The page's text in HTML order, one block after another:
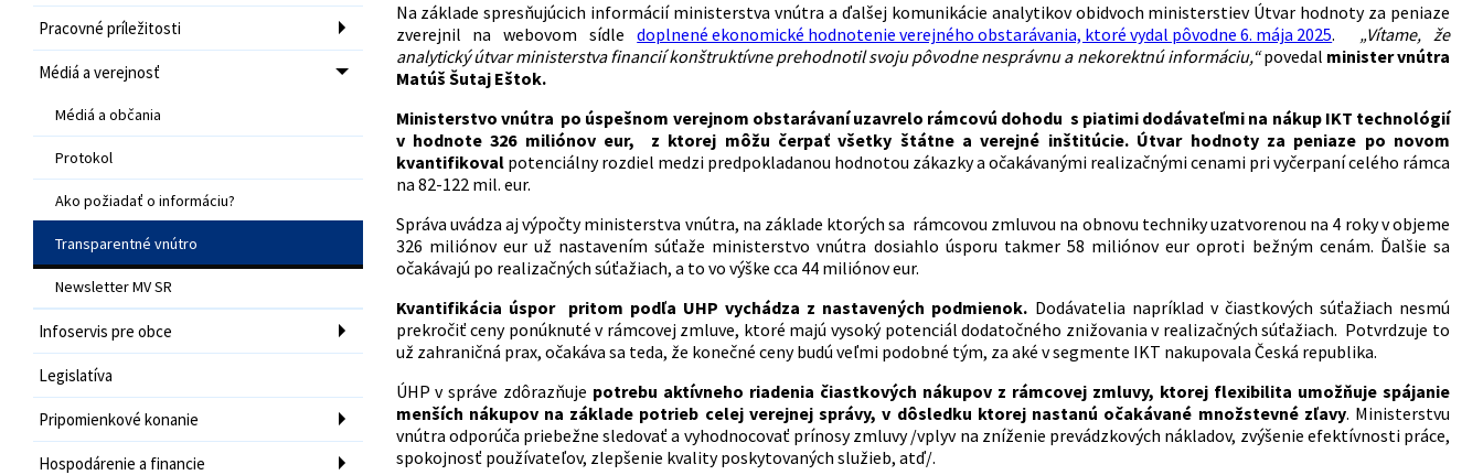
Pracovné príležitosti
Médiá a verejnosť
Médiá a občania
Protokol
Ako požiadať o informáciu?
Transparentné vnútro
Newsletter MV SR
Infoservis pre obce
Legislatíva
Pripomienkové konanie
Hospodárenie a financie
Na základe spresňujúcich informácií ministerstva vnútra a ďalšej komunikácie analytikov obidvoch ministerstiev Útvar hodnoty za peniaze
zverejnil na webovom sídledoplnené ekonomické hodnotenie verejného obstarávania, ktoré vydal pôvodne 6. mája 2025. „Vítame, že
analytický útvar ministerstva financií konštruktívne prehodnotil svoju pôvodne nesprávnu a nekorektnú informáciu,“povedal minister vnútra
Matúš Šutaj Eštok.
Ministerstvo vnútra po úspešnom verejnom obstarávaní uzavrelo rámcovú dohodu s piatimi dodávateľmi na nákup IKT technológií
v hodnote 326 miliónov eur, z ktorej môžu čerpaťvšetky štátne a verejné inštitúcie. Útvar hodnoty za peniaze po novom
kvantifikoval potenciálny rozdiel medzi predpokladanou hodnotou zákazky a očakávanými realizačnými cenami pri vyčerpaní celého rámca
na 82-122 mil. eur.
Správa uvádza aj výpočty ministerstva vnútra, na základe ktorých sa rámcovou zmluvou na obnovu techniky uzatvorenou na 4 roky v objeme
326 miliónov eur už nastavením súťaže ministerstvo vnútra dosiahlo úsporu takmer 58 miliónov eur oproti bežným cenám. Ďalšie sa
očakávajú po realizačných súťažiach, a to vo výške cca 44 miliónov eur.
Kvantifikácia úspor pritom podľa UHP vychádza z nastavených podmienok. Dodávatelia napríklad v čiastkových súťažiach nesmú
prekročiť ceny ponúknuté v rámcovej zmluve, ktoré majú vysoký potenciál dodatočného znižovania v realizačných súťažiach. Potvrdzuje to
už zahraničná prax, očakáva sa teda, že konečné ceny budú veľmi podobné tým, za aké v segmente IKT nakupovala Česká republika.
ÚHP v správe zdôrazňuje potrebu aktívneho riadenia čiastkových nákupov z rámcovej zmluvy, ktorej flexibilita umožňuje spájanie
menších nákupov na základe potrieb celej verejnej správy, v dôsledku ktorej nastanú očakávané množstevné zľavy. Ministerstvu
vnútra odporúča priebežne sledovať a vyhodnocovať prínosy zmluvy /vplyv na zníženie prevádzkových nákladov, zvýšenie efektívnosti práce,
spokojnosť používateľov, zlepšenie kvality poskytovaných služieb, atď/.